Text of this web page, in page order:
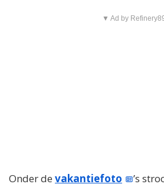
▼ Ad by
Onder de vakantiefoto
’s